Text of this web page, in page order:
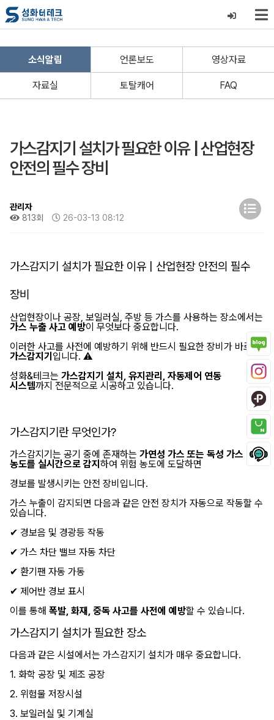
소식알림 언론보도 영상자료
자료실 토탈캐어 FAQ
가스감지기 설치가 필요한 이유 | 산업현장
안전의 필수 장비
관리자
813회
26-03-13 08:12
가스감지기 설치가 필요한 이유 | 산업현장 안전의 필수
장비
산업현장이나 공장, 보일러실, 주방 등 가스를 사용하는 장소에서는
가스 누출 사고 예방이 무엇보다 중요합니다.
이러한 사고를 사전에 예방하기 위해 반드시 필요한 장비가 바로
가스감지기 입니다. ⚠️
성화&테크는 가스감지기 설치, 유지관리, 자동제어 연동
시스템까지 전문적으로 시공하고 있습니다.
가스감지기란 무엇인가?
가스감지기는 공기 중에 존재하는 가연성 가스 또는 독성 가스
농도를 실시간으로 감지 하여 위험 농도에 도달하면
경보를 발생시키는 안전 장비입니다.
가스 누출이 감지되면 다음과 같은 안전 장치가 자동으로 작동할 수
있습니다.
✔ 경보음 및 경광등 작동
✔ 가스 차단 밸브 자동 차단
✔ 환기팬 자동 가동
✔ 제어반 경보 표시
이를 통해 폭발, 화재, 중독 사고를 사전에 예방할 수 있습니다.
가스감지기 설치가 필요한 장소
다음과 같은 시설에서는 가스감지기 설치가 매우 중요합니다.
1. 화학 공장 및 제조 공장
2. 위험물 저장시설
3. 보일러실 및 기계실